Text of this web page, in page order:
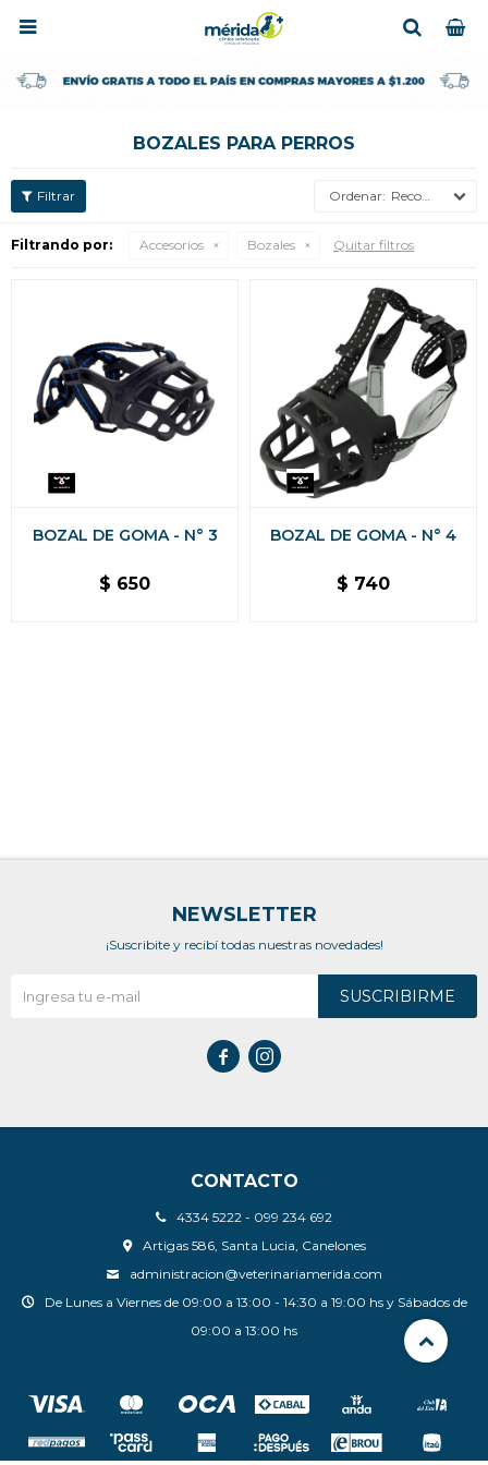

BOZALES PARA PERROS
Recomendados
Filtrando por: Accesorios Bozales Quitar filtros
BOZAL DE GOMA - N° 3
$ 650
BOZAL DE GOMA - N° 4
$ 740
CONTACTO
4334 5222 - 099 234 692
Artigas 586, Santa Lucia, Canelones
administracion@veterinariamerida.com
De Lunes a Viernes de 09:00 a 13:00 - 14:30 a 19:00 hs y Sábados de
09:00 a 13:00 hs
NEWSLETTER
¡Suscribite y recibí todas nuestras novedades!
SUSCRIBIRME
 